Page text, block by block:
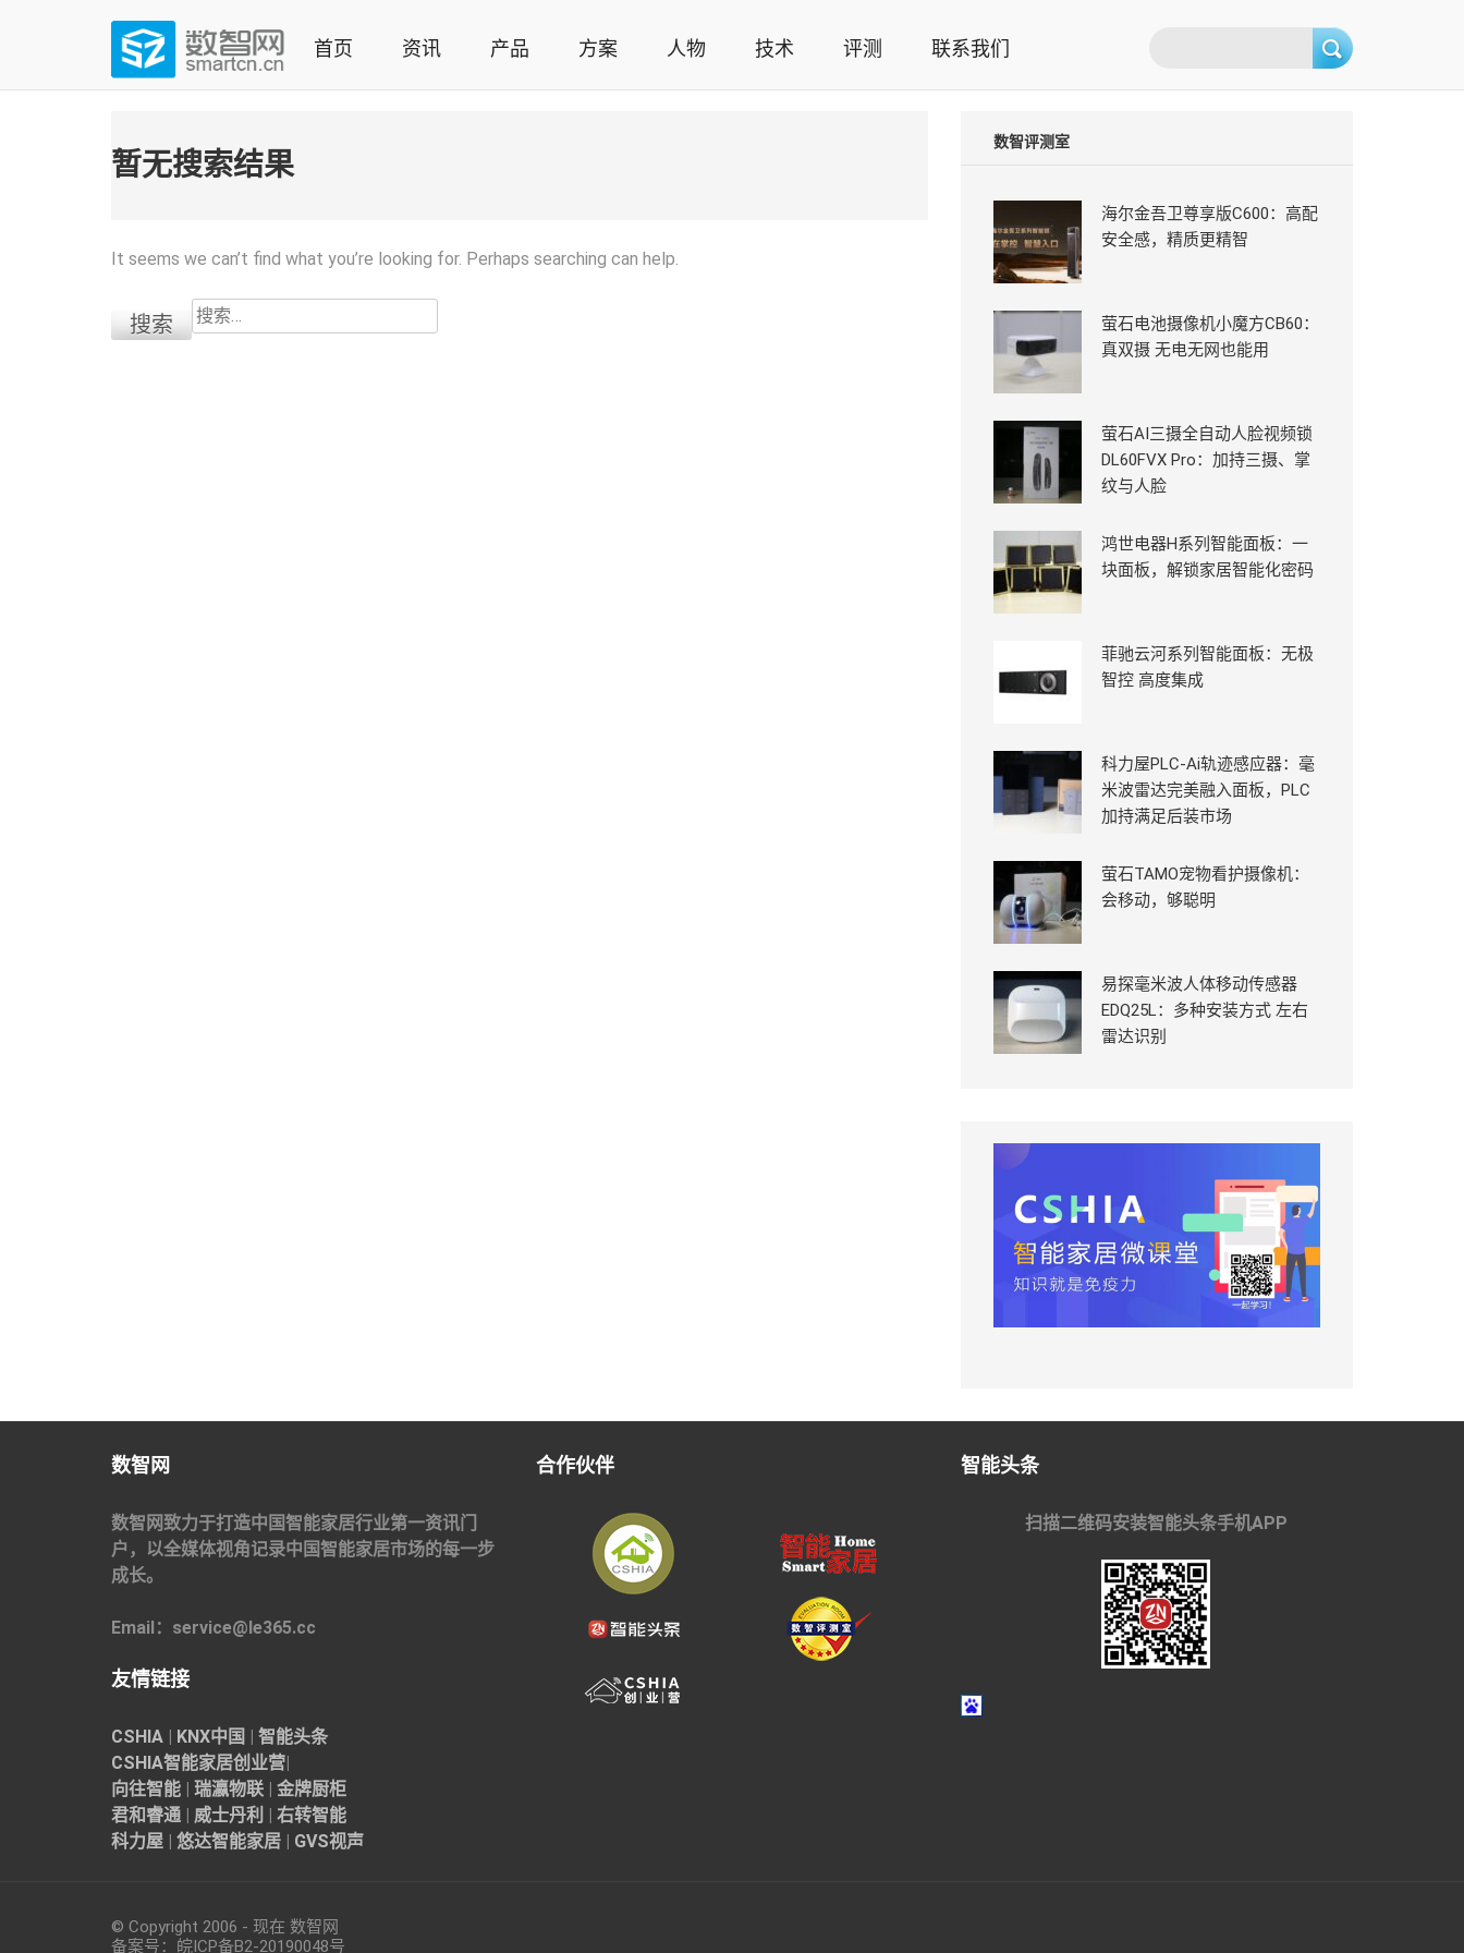
(Press
数智网
智能家居第一资讯门户 | 智能家居系统，智能家居产品，智能家居解决方案，智能家居技术应用，智能家居行业观点，智能家居项目案例
首页 资讯 产品 方案 人物 技术 评测 联系我们
暂无搜索结果
It seems we can’t find what you’re looking for. Perhaps searching can help.
搜
索：
数智评测室
海尔金吾卫尊享版C600：高配
安全感，精质更精智
萤石电池摄像机小魔方CB60：
真双摄 无电无网也能用
萤石AI三摄全自动人脸视频锁
DL60FVX Pro：加持三摄、掌
纹与人脸
鸿世电器H系列智能面板：一
块面板，解锁家居智能化密码
菲驰云河系列智能面板：无极
智控 高度集成
科力屋PLC-Ai轨迹感应器：毫
米波雷达完美融入面板，PLC
加持满足后装市场
萤石TAMO宠物看护摄像机：
会移动，够聪明
易探毫米波人体移动传感器
EDQ25L：多种安装方式 左右
雷达识别
数智网
数智网致力于打造中国智能家居行业第一资讯门
户，以全媒体视角记录中国智能家居市场的每一步
成长。
Email：service@le365.cc
友情链接
CSHIA | KNX中国 | 智能头条
CSHIA智能家居创业营|
向往智能 | 瑞瀛物联 | 金牌厨柜
君和睿通 | 威士丹利 | 右转智能
科力屋 | 悠达智能家居 | GVS视声
合作伙伴 智能头条
扫描二维码安装智能头条手机APP
© Copyright 2006 - 现在 数智网
备案号： 皖ICP备B2-20190048号